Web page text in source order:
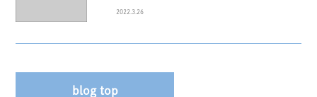
2022.3.26
blog top